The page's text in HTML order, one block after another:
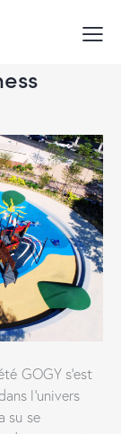
GOGY s’est
l’univers
su se